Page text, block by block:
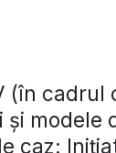
(în
şi
caz: